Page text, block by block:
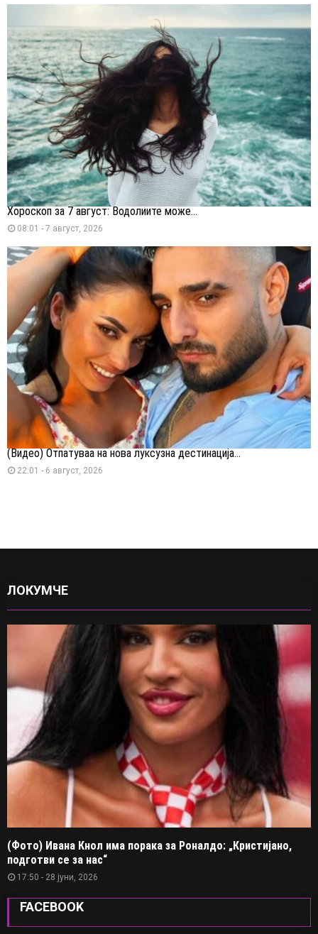
Хороскоп за 7 август: Водолиите може...
08:01 - 7 август, 2026
(Видео) Отпатуваа на нова луксузна дестинација...
22:01 - 6 август, 2026
ЛОКУМЧЕ
(Фото) Ивана Кнол има порака за Роналдо: „Кристијано,
подготви се за нас“
17:50 - 28 јуни, 2026
FACEBOOK